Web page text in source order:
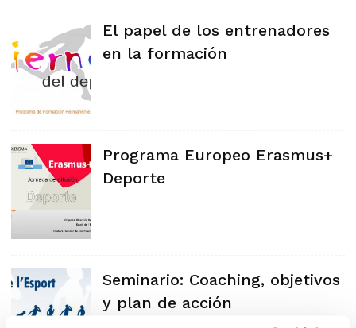
El papel de los entrenadores
en la formación
Programa Europeo Erasmus+
Deporte
Seminario: Coaching, objetivos
y plan de acción